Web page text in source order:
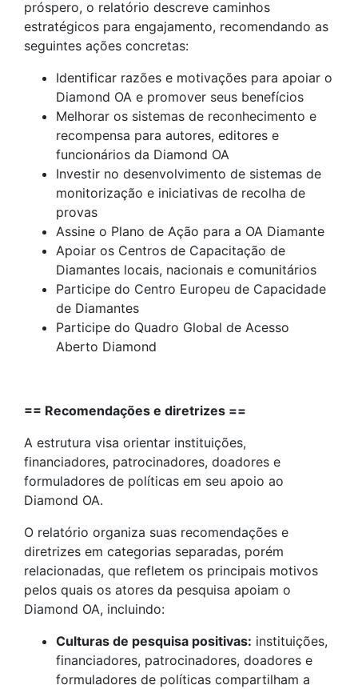
próspero, o relatório descreve caminhos
estratégicos para engajamento, recomendando as
seguintes ações concretas:
Identificar razões e motivações para apoiar o
Diamond OA e promover seus benefícios
Melhorar os sistemas de reconhecimento e
recompensa para autores, editores e
funcionários da Diamond OA
Investir no desenvolvimento de sistemas de
monitorização e iniciativas de recolha de
provas
Assine o Plano de Ação para a OA Diamante
Apoiar os Centros de Capacitação de
Diamantes locais, nacionais e comunitários
Participe do Centro Europeu de Capacidade
de Diamantes
Participe do Quadro Global de Acesso
Aberto Diamond
== Recomendações e diretrizes ==
A estrutura visa orientar instituições,
financiadores, patrocinadores, doadores e
formuladores de políticas em seu apoio ao
Diamond OA.
O relatório organiza suas recomendações e
diretrizes em categorias separadas, porém
relacionadas, que refletem os principais motivos
pelos quais os atores da pesquisa apoiam o
Diamond OA, incluindo:
Culturas de pesquisa positivas: instituições,
financiadores, patrocinadores, doadores e
formuladores de políticas compartilham a